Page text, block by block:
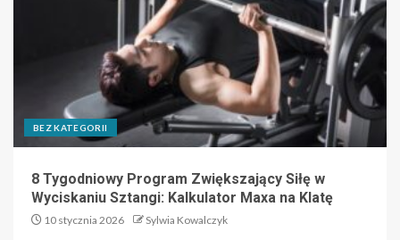
BEZ KATEGORII
8 Tygodniowy Program Zwiększający Siłę w
Wyciskaniu Sztangi: Kalkulator Maxa na Klatę
10 stycznia 2026 Sylwia Kowalczyk